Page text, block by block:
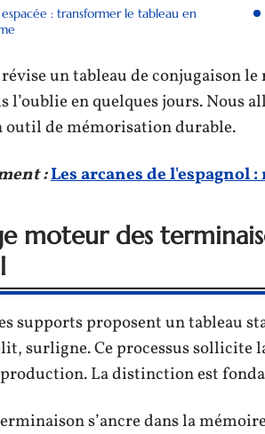
: transformer le tableau en
un tableau de conjugaison
l’oublie en quelques jours. Nous
outil de mémorisation durable.
:Les arcanes de l'espagnol
moteur des
supports proposent un tableau
surligne. Ce processus sollicite
La distinction est
s’ancre dans la